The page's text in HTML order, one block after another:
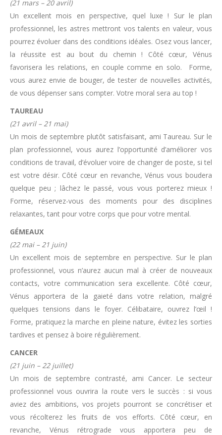
(21 mars – 20 avril)
Un excellent mois en perspective, quel luxe ! Sur le plan
professionnel, les astres mettront vos talents en valeur, vous
pourrez évoluer dans des conditions idéales. Osez vous lancer,
la réussite est au bout du chemin ! Côté cœur, Vénus
favorisera les relations, en couple comme en solo. Forme,
vous aurez envie de bouger, de tester de nouvelles activités,
de vous dépenser sans compter. Votre moral sera au top !
TAUREAU
(21 avril – 21 mai)
Un mois de septembre plutôt satisfaisant, ami Taureau. Sur le
plan professionnel, vous aurez l’opportunité d’améliorer vos
conditions de travail, d’évoluer voire de changer de poste, si tel
est votre désir. Côté cœur en revanche, Vénus vous boudera
quelque peu ; lâchez le passé, vous vous porterez mieux !
Forme, réservez-vous des moments pour des disciplines
relaxantes, tant pour votre corps que pour votre mental.
GÉMEAUX
(22 mai – 21 juin)
Un excellent mois de septembre en perspective. Sur le plan
professionnel, vous n’aurez aucun mal à créer de nouveaux
contacts, votre communication sera excellente. Côté cœur,
Vénus apportera de la gaieté dans votre relation, malgré
quelques tensions dans le foyer. Célibataire, ouvrez l’œil !
Forme, pratiquez la marche en pleine nature, évitez les sorties
tardives et pensez à boire régulièrement.
CANCER
(21 juin – 22 juillet)
Un mois de septembre contrasté, ami Cancer. Le secteur
professionnel vous ouvrira la route vers le succès : si vous
aviez des ambitions, vos projets pourront se concrétiser et
vous récolterez les fruits de vos efforts. Côté cœur, en
revanche, Vénus rétrograde vous apportera peu de